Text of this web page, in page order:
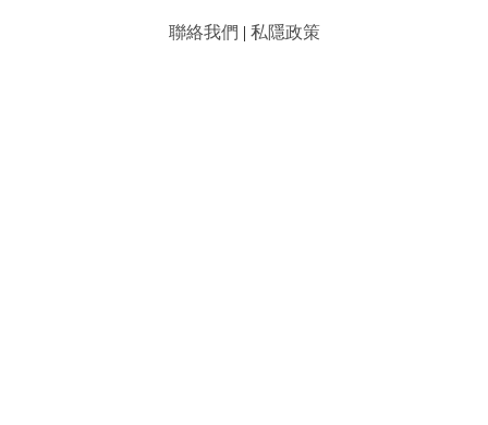
聯絡我們 | 私隱政策